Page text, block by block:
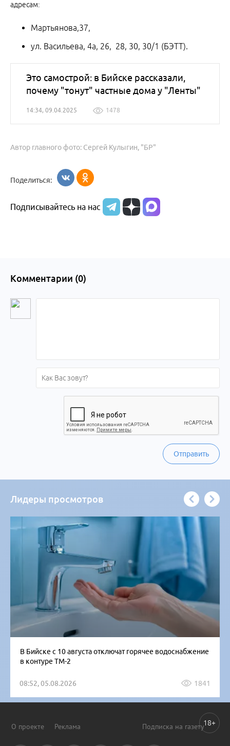
адресам:
Мартьянова,37,
ул. Васильева, 4а, 26, 28, 30, 30/1 (БЭТТ).
Это самострой: в Бийске рассказали,
почему "тонут" частные дома у "Ленты"
14:34, 09.04.2025 1478
Автор главного фото: Сергей Кулыгин, "БР"
Поделиться:
Подписывайтесь на нас
Комментарии (0)
Отправить
Лидеры просмотров
В Бийске с 10 августа отключат горячее водоснабжение
в контуре ТМ-2
08:52, 05.08.2026 1841
О проекте Реклама Подписка на газету18+